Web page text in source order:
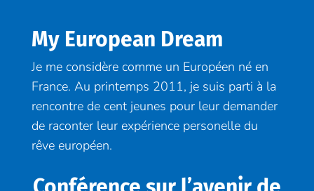
My European Dream
Je me considère comme un Européen né en
France. Au printemps 2011, je suis parti à la
rencontre de cent jeunes pour leur demander
de raconter leur expérience personelle du
rêve européen.